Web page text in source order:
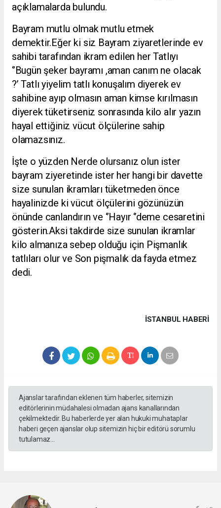
açıklamalarda bulundu.
Bayram mutlu olmak mutlu etmek
demektir.Eğer ki siz Bayram ziyaretlerinde ev
sahibi tarafından ikram edilen her Tatlıyı
‘’Bugün şeker bayramı ,aman canım ne olacak
?’ Tatlı yiyelim tatlı konuşalım diyerek ev
sahibine ayıp olmasın aman kimse kırılmasın
diyerek tüketirseniz sonrasında kilo alır yazın
hayal ettiğiniz vücut ölçülerine sahip
olamazsınız.
İşte o yüzden Nerde olursanız olun ister
bayram ziyeretinde ister her hangi bir davette
size sunulan ikramları tüketmeden önce
hayalinizde ki vücut ölçülerini gözünüzün
önünde canlandırın ve ‘’Hayır ‘’deme cesaretini
gösterin.Aksi takdirde size sunulan ikramlar
kilo almanıza sebep olduğu için Pişmanlık
tatlıları olur ve Son pişmalık da fayda etmez
dedi.
İSTANBUL HABERİ
Ajanslar tarafından eklenen tüm haberler, sitemizin
editörlerinin müdahalesi olmadan ajans kanallarından
çekilmektedir. Bu haberlerde yer alan hukuki muhataplar
haberi geçen ajanslar olup sitemizin hiç bir editörü sorumlu
tutulamaz...